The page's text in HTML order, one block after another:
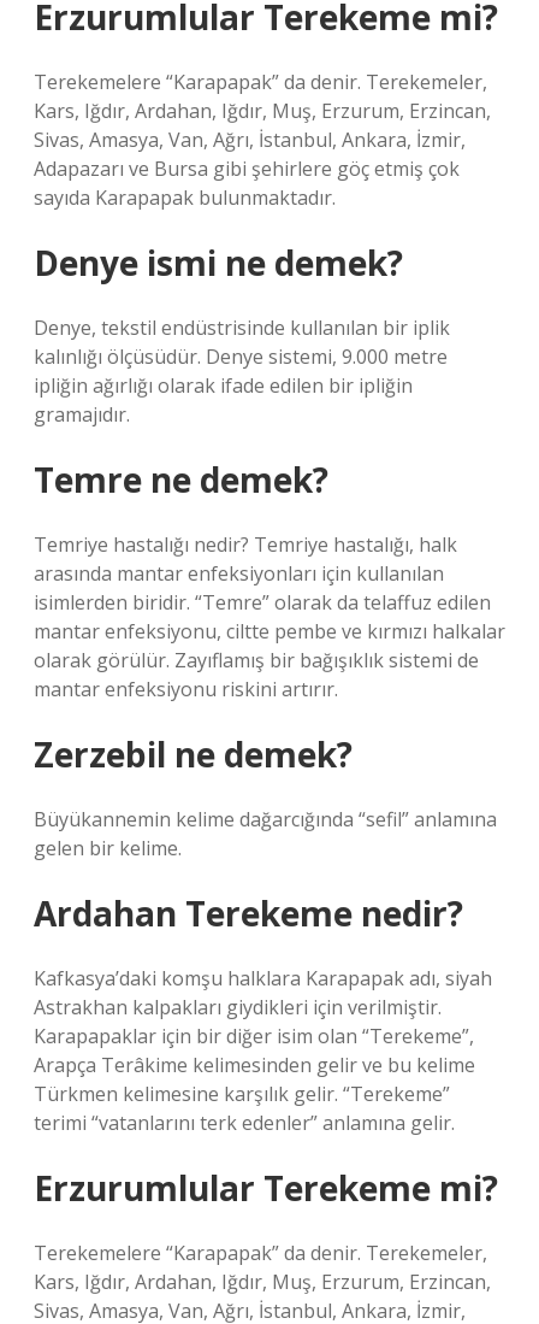
Erzurumlular Terekeme mi?
Terekemelere “Karapapak” da denir. Terekemeler,
Kars, Iğdır, Ardahan, Iğdır, Muş, Erzurum, Erzincan,
Sivas, Amasya, Van, Ağrı, İstanbul, Ankara, İzmir,
Adapazarı ve Bursa gibi şehirlere göç etmiş çok
sayıda Karapapak bulunmaktadır.
Denye ismi ne demek?
Denye, tekstil endüstrisinde kullanılan bir iplik
kalınlığı ölçüsüdür. Denye sistemi, 9.000 metre
ipliğin ağırlığı olarak ifade edilen bir ipliğin
gramajıdır.
Temre ne demek?
Temriye hastalığı nedir? Temriye hastalığı, halk
arasında mantar enfeksiyonları için kullanılan
isimlerden biridir. “Temre” olarak da telaffuz edilen
mantar enfeksiyonu, ciltte pembe ve kırmızı halkalar
olarak görülür. Zayıflamış bir bağışıklık sistemi de
mantar enfeksiyonu riskini artırır.
Zerzebil ne demek?
Büyükannemin kelime dağarcığında “sefil” anlamına
gelen bir kelime.
Ardahan Terekeme nedir?
Kafkasya’daki komşu halklara Karapapak adı, siyah
Astrakhan kalpakları giydikleri için verilmiştir.
Karapapaklar için bir diğer isim olan “Terekeme”,
Arapça Terâkime kelimesinden gelir ve bu kelime
Türkmen kelimesine karşılık gelir. “Terekeme”
terimi “vatanlarını terk edenler” anlamına gelir.
Erzurumlular Terekeme mi?
Terekemelere “Karapapak” da denir. Terekemeler,
Kars, Iğdır, Ardahan, Iğdır, Muş, Erzurum, Erzincan,
Sivas, Amasya, Van, Ağrı, İstanbul, Ankara, İzmir,